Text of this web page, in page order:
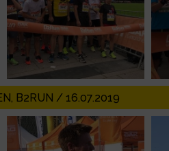
B2RUN / 16.07.2019
Werbung
personalisierter Werbung
von Inhalten
personalisierter Inhalte